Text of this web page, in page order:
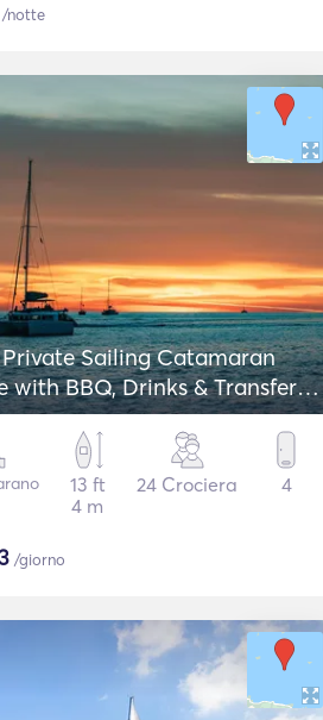
notte
Sailing Catamaran
with BBQ, Drinks & Transfers -
42
13 ft
4 m
24 Crociera 4
/giorno